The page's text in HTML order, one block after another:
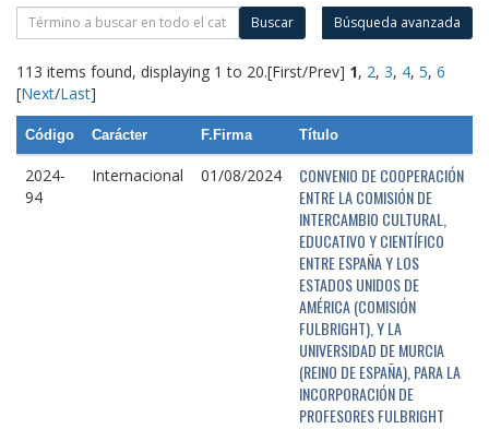
Buscar Búsqueda avanzada
113 items found, displaying 1 to 20.[First/Prev] 1, 2, 3, 4, 5, 6
[Next/Last]
Código Carácter F.Firma Título
2024-
94
Internacional 01/08/2024
CONVENIO DE COOPERACIÓN
ENTRE LA COMISIÓN DE
INTERCAMBIO CULTURAL,
EDUCATIVO Y CIENTÍFICO
ENTRE ESPAÑA Y LOS
ESTADOS UNIDOS DE
AMÉRICA (COMISIÓN
FULBRIGHT), Y LA
UNIVERSIDAD DE MURCIA
(REINO DE ESPAÑA), PARA LA
INCORPORACIÓN DE
PROFESORES FULBRIGHT